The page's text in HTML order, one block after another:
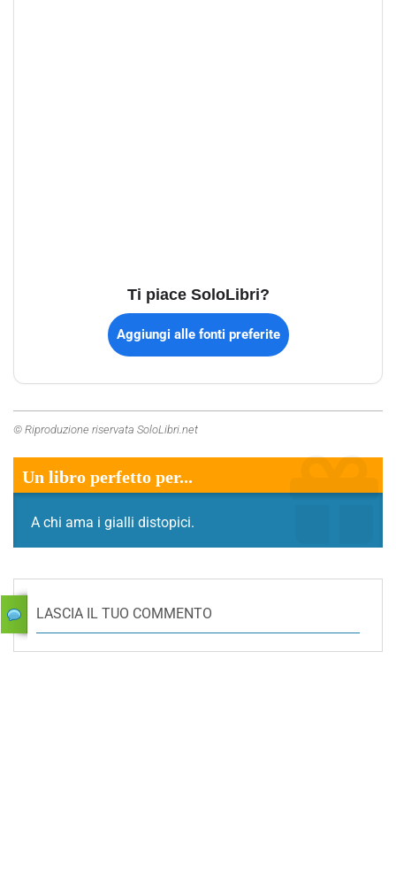
Ti piace SoloLibri?
Aggiungi alle fonti preferite
© Riproduzione riservata SoloLibri.net
Un libro perfetto per...
A chi ama i gialli distopici.
LASCIA IL TUO COMMENTO